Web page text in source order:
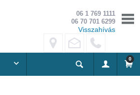
06 1 769 1111
06 70 701 6299
Visszahívás
0